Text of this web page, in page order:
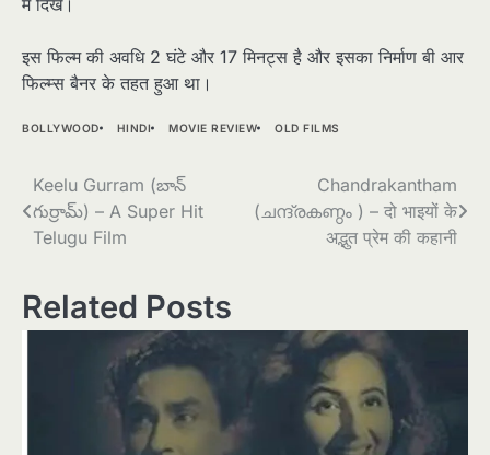
इस फिल्म की अवधि 2 घंटे और 17 मिनट्स है और इसका निर्माण बी आर
फिल्म्स बैनर के तहत हुआ था।
BOLLYWOOD HINDI MOVIE REVIEW OLD FILMS
Post
navigation
Keelu Gurram (బాన్
గుర్రామ్) – A Super Hit
Telugu Film
Chandrakantham
(ചന്ദ്രകണ്ഠം ) – दो भाइयों के
अद्भुत प्रेम की कहानी
Related Posts